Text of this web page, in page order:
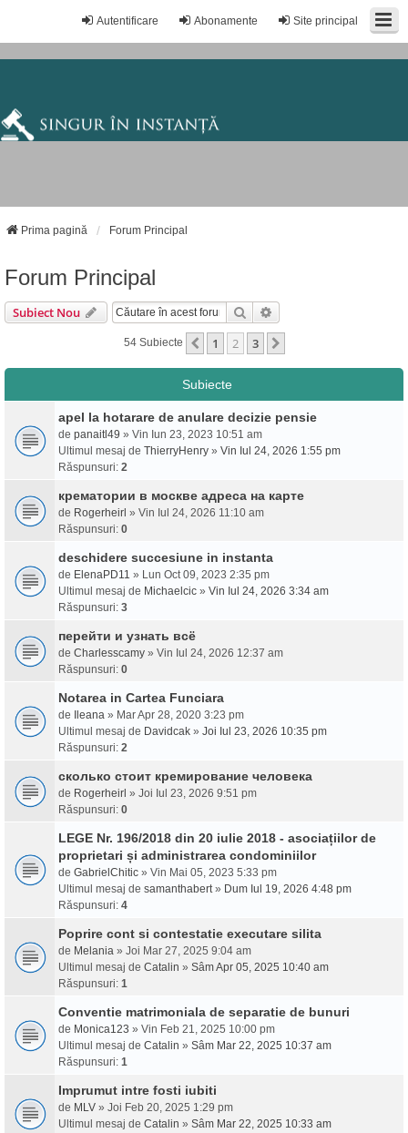
Site principal
Abonamente
Autentificare
Prima pagină Forum Principal
Forum Principal
Subiect Nou Căutare
54 Subiecte Anterior
1 2 3
Subiecte
apel la hotarare de anulare decizie pensie
de panaitl49 » Vin Iun 23, 2023 10:51 am
Ultimul mesaj de ThierryHenry » Vin Iul 24, 2026 1:55 pm
Răspunsuri: 2
крематории в москве адреса на карте
de Rogerheirl » Vin Iul 24, 2026 11:10 am
Răspunsuri: 0
deschidere succesiune in instanta
de ElenaPD11 » Lun Oct 09, 2023 2:35 pm
Ultimul mesaj de Michaelcic » Vin Iul 24, 2026 3:34 am
Răspunsuri: 3
перейти и узнать всё
de Charlesscamy » Vin Iul 24, 2026 12:37 am
Răspunsuri: 0
Notarea in Cartea Funciara
de Ileana » Mar Apr 28, 2020 3:23 pm
Ultimul mesaj de Davidcak » Joi Iul 23, 2026 10:35 pm
Răspunsuri: 2
сколько стоит кремирование человека
de Rogerheirl » Joi Iul 23, 2026 9:51 pm
Răspunsuri: 0
LEGE Nr. 196/2018 din 20 iulie 2018 - asociațiilor de
proprietari și administrarea condominiilor
de GabrielChitic » Vin Mai 05, 2023 5:33 pm
Ultimul mesaj de samanthabert» Dum Iul 19, 2026 4:48 pm
Răspunsuri: 4
Poprire cont si contestatie executare silita
de Melania » Joi Mar 27, 2025 9:04 am
Ultimul mesaj de Catalin » Sâm Apr 05, 2025 10:40 am
Răspunsuri: 1
Conventie matrimoniala de separatie de bunuri
de Monica123 » Vin Feb 21, 2025 10:00 pm
Ultimul mesaj de Catalin » Sâm Mar 22, 2025 10:37 am
Răspunsuri: 1
Imprumut intre fosti iubiti
de MLV » Joi Feb 20, 2025 1:29 pm
Ultimul mesaj de Catalin » Sâm Mar 22, 2025 10:33 am